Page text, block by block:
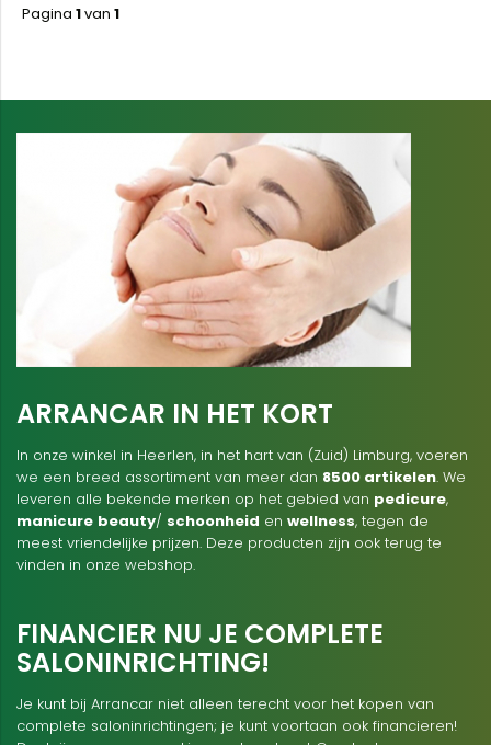
Pagina 1van 1
ARRANCAR IN HET KORT
In onze winkel in Heerlen, in het hart van (Zuid) Limburg, voeren
we een breed assortiment van meer dan 8500 artikelen. We
leveren alle bekende merken op het gebied van pedicure,
manicure beauty/ schoonheid en wellness, tegen de
meest vriendelijke prijzen. Deze producten zijn ook terug te
vinden in onze webshop.
FINANCIER NU JE COMPLETE
SALONINRICHTING!
Je kunt bij Arrancar niet alleen terecht voor het kopen van
complete saloninrichtingen; je kunt voortaan ook financieren!